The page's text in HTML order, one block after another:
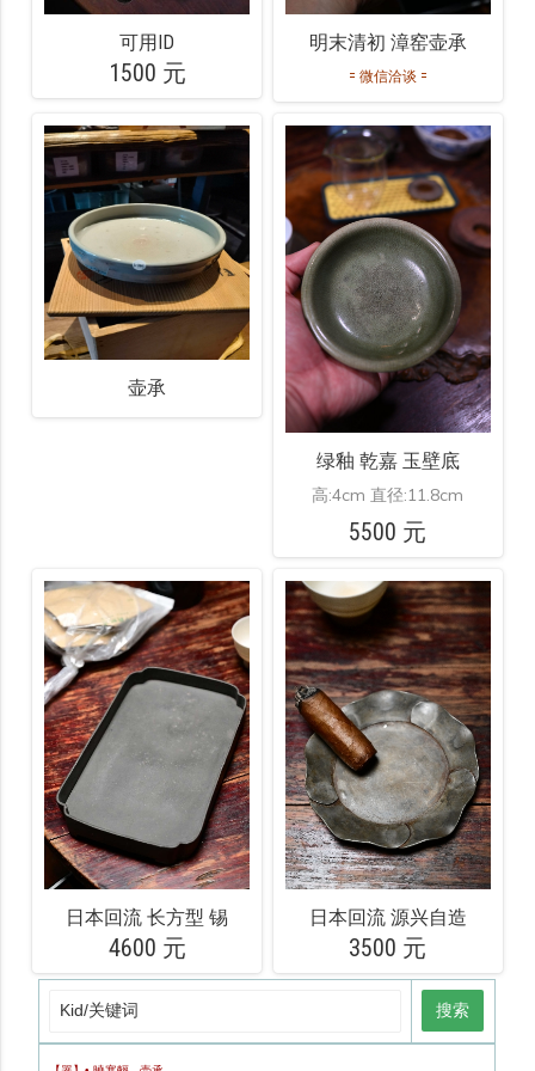
可用ID
1500 元
明末清初 漳窑壶承
= 微信洽谈 =
壶承
绿釉 乾嘉 玉壁底
高:4cm 直径:11.8cm
5500 元
日本回流 长方型 锡
4600 元
日本回流 源兴自造
3500 元
搜索